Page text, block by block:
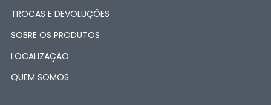
TROCAS E DEVOLUÇÕES
SOBRE OS PRODUTOS
LOCALIZAÇÃO
QUEM SOMOS